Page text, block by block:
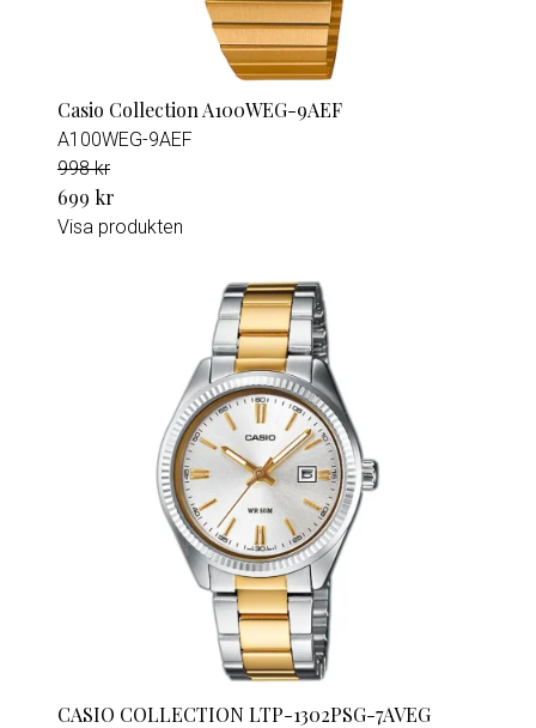
Casio Collection A100WEG-9AEF
A100WEG-9AEF
998 kr
699 kr
Visa produkten
CASIO COLLECTION LTP-1302PSG-7AVEG